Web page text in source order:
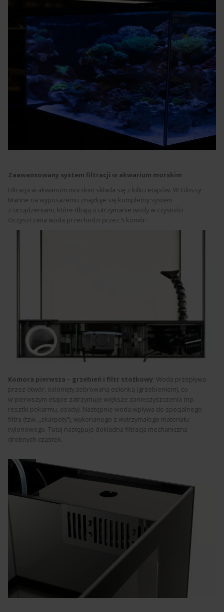
Zaawansowany system filtracji w akwarium morskim
Filtracja w akwarium morskim składa się z kilku etapów. W Glossy
Marine na wyposażeniu znajduje się kompletny system
z urządzeniami, które dbają o utrzymanie wody w czystości.
Oczyszczana woda przechodzi przez 5 komór:
Komora pierwsza – grzebień i filtr stożkowy: Woda przepływa
przez otwór, osłonięty żebrowaną osłonką (grzebieniem), co
w pierwszym etapie zatrzymuje większe zanieczyszczenia (np.
resztki pokarmu, osady). Następnie woda wpływa do specjalnego
filtra (tzw. „skarpety”), wykonanego z wytrzymałego materiału
nylonowego. Tutaj następuje dokładna filtracja mechaniczna
drobnych cząstek.